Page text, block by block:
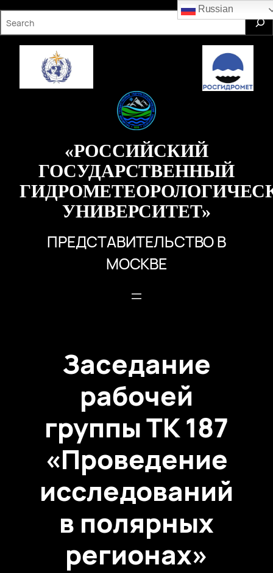
к
содержимому
S
r
«РОССИЙСКИЙ
ГОСУДАРСТВЕННЫЙ
УНИВЕРСИТЕТ»
ПРЕДСТАВИТЕЛЬСТВО В
МОСКВЕ
Заседание
рабочей
группы ТК 187
«Проведение
исследований
в полярных
регионах»
Russian